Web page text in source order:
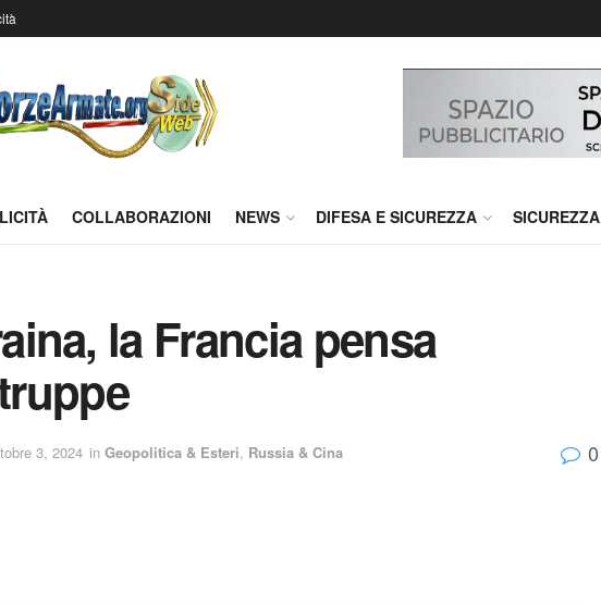
COLLABORAZIONI NEWS DIFESA E SICUREZZA SICUREZZA
la Francia pensa
3, 2024 in Geopolitica & Esteri, Russia & Cina 0